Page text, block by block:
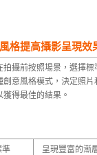
格提高攝影呈現效
拍攝前按照場景，選擇
創意風格模式，決定照
獲得最佳的結果。
準 呈現豐富的漸